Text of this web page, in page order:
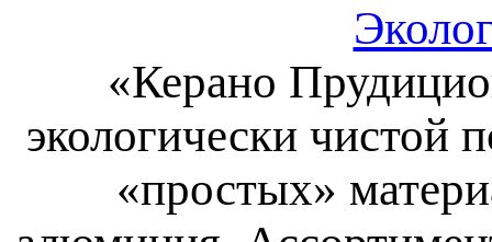
«Керано
экологически чистой
«простых»